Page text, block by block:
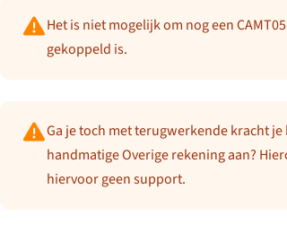
Het is niet mogelijk om nog een
gekoppeld is.
Ga je toch met terugwerkende kracht
handmatige Overige rekening aan?
hiervoor geen support.